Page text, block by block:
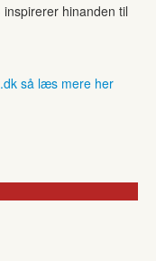
hinanden til
så læs mere her